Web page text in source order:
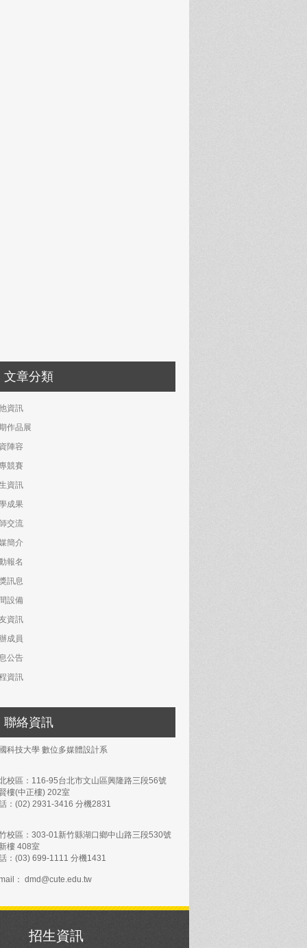
文章分類
資訊
作品展
陣容
競賽
資訊
成果
交流
簡介
報名
訊息
設備
資訊
成員
公告
資訊
聯絡資訊
科技大學 數位多媒體設計系
校區：116-95台北市文山區興隆路三段56號
樓(中正樓) 202室
：(02) 2931-3416 分機2831
校區：303-01新竹縣湖口鄉中山路三段530號
樓 408室
：(03) 699-1111 分機1431
： dmd@cute.edu.tw
招生資訊